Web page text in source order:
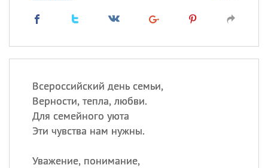
Всероссийский день семьи,
Верности, тепла, любви.
Для семейного уюта
Эти чувства нам нужны.
Уважение, понимание,